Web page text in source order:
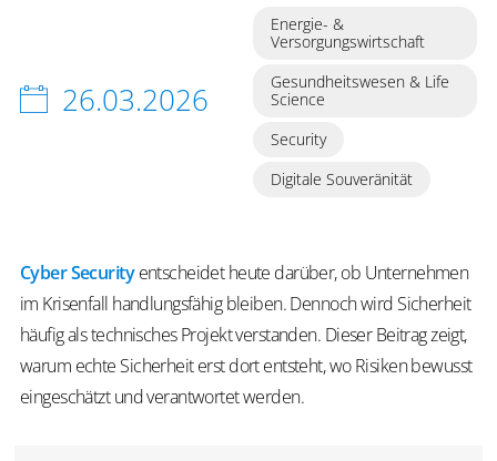
26.03.2026
Energie- &
Versorgungswirtschaft
Gesundheitswesen & Life
Science
Security
Digitale Souveränität
Cyber Securityentscheidet heute darüber, ob Unternehmen
im Krisenfall handlungsfähig bleiben. Dennoch wird Sicherheit
häufig als technisches Projekt verstanden. Dieser Beitrag zeigt,
warum echte Sicherheit erst dort entsteht, wo Risiken bewusst
eingeschätzt und verantwortet werden.